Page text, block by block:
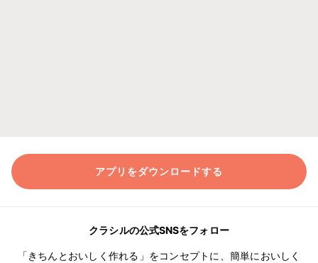
アプリをダウンロードする
クラシルの公式SNSをフォロー
「きちんとおいしく作れる」をコンセプトに、簡単においしく